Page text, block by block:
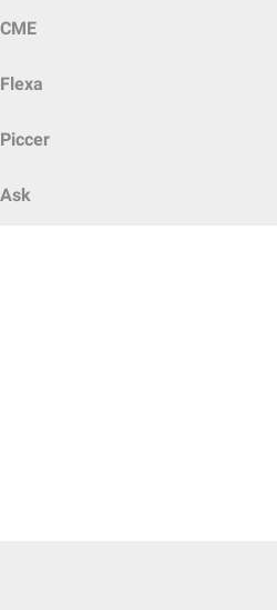
CME
Flexa
Piccer
Ask